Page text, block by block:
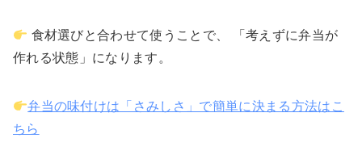
食材選びと合わせて使うことで、 「考えずに弁当が
作れる状態」になります。
弁当の味付けは「さみしさ」で簡単に決まる方法はこ
ちら